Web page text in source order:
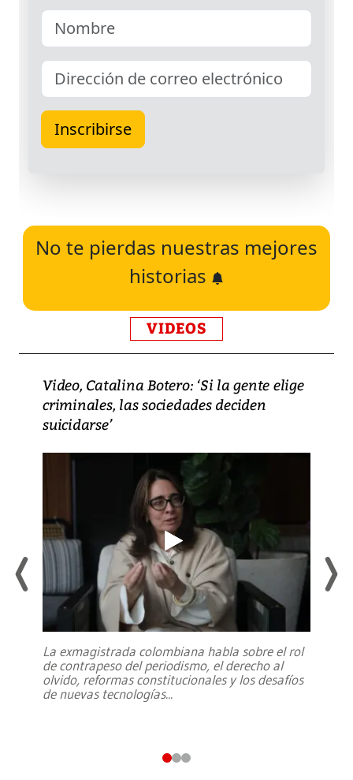
No te pierdas nuestras mejores
historias
VIDEOS
Video, Catalina Botero: ‘Si la gente elige
criminales, las sociedades deciden
suicidarse’
La exmagistrada colombiana habla sobre el rol
de contrapeso del periodismo, el derecho al
olvido, reformas constitucionales y los desafíos
de nuevas tecnologías...